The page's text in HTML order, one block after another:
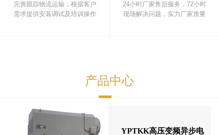
完善跟踪物流运输，根据客户
需求提供安装调试及培训操作
24小时厂家售后服务，72小时
现场解决问题，实力厂家质量
产品中心
YPTKK高压变频异步电